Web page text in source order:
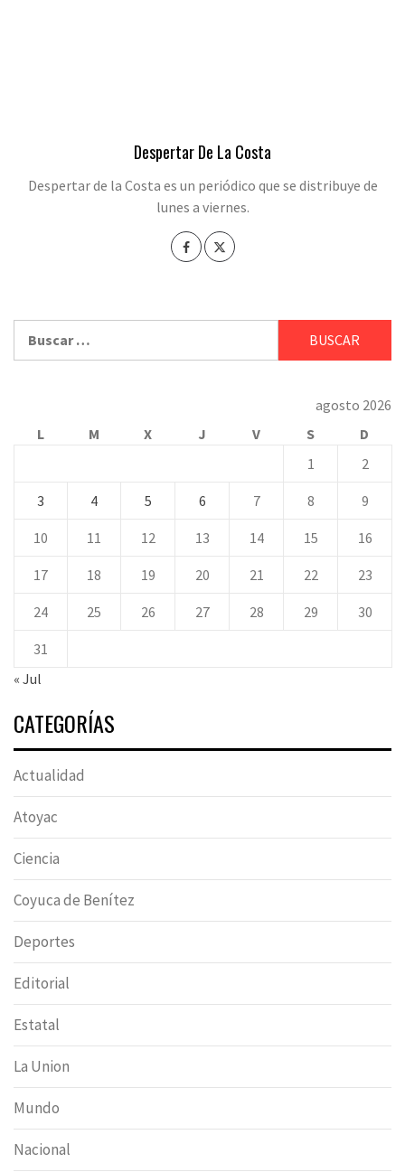
Despertar De La Costa
Despertar de la Costa es un periódico que se distribuye de
lunes a viernes.
agosto 2026
L
M X J V S
D
1
2
3 4 5 6 7 8 9
10 11 12 13 14 15 16
17 18 19 20 21 22 23
24 25 26 27 28 29 30
31
« Jul
CATEGORÍAS
Actualidad
Atoyac
Ciencia
Coyuca de Benítez
Deportes
Editorial
Estatal
La Union
Mundo
Nacional